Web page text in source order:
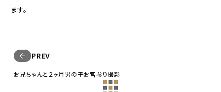
ます。
PREV
お兄ちゃんと２ヶ月男の子お宮参り撮影